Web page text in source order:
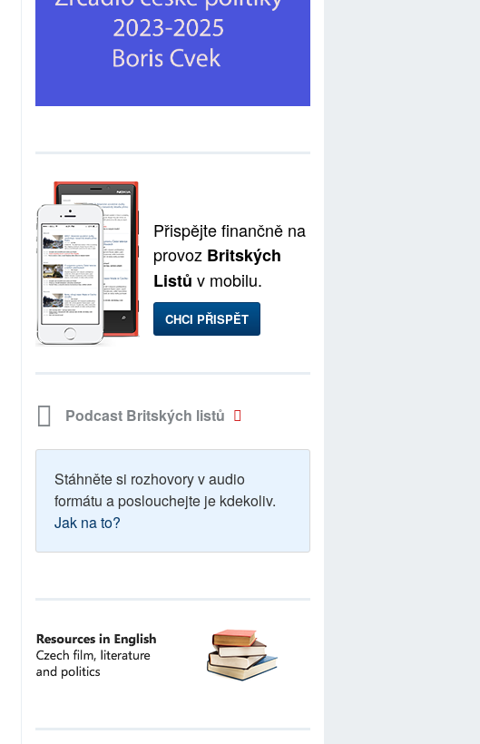
Přispějte finančně na
provoz Britských
Listů v mobilu.
CHCI PŘISPĚT
Podcast Britských listů
Stáhněte si rozhovory v audio
formátu a poslouchejte je kdekoliv.
Jak na to?